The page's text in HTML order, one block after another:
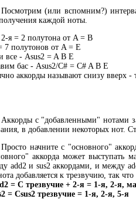
Посмотрим (или вспомним?)
каждой ноты.
2-я = 2 полутона от A = B
7 полутонов от A = E
все - Asus2 = A B E
бас - Asus2/C# = C# A B E
аккорды называют снизу вверх -
Аккорды с "добавленными" нотами
в добавлении некоторых нот.
Просто начните с "основного"
аккорда может
add2 и sus2 аккордами, и между
добавляется к трезвучию, так
= C трезвучие + 2-я = 1-я, 2-я,
= Csus2 трезвучие = 1-я, 2-я, 5-я